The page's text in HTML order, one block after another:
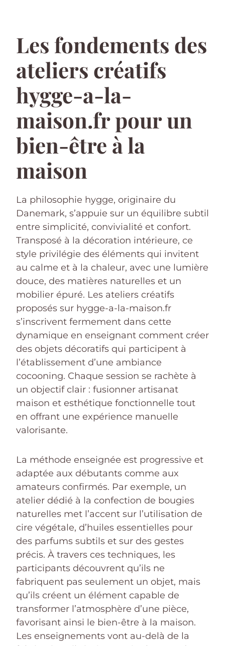
Les fondements des
ateliers créatifs
hygge-a-la-
maison.fr pour un
bien-être à la
maison
La philosophie hygge, originaire du
Danemark, s’appuie sur un équilibre subtil
entre simplicité, convivialité et confort.
Transposé à la décoration intérieure, ce
style privilégie des éléments qui invitent
au calme et à la chaleur, avec une lumière
douce, des matières naturelles et un
mobilier épuré. Les ateliers créatifs
proposés sur hygge-a-la-maison.fr
s’inscrivent fermement dans cette
dynamique en enseignant comment créer
des objets décoratifs qui participent à
l’établissement d’une ambiance
cocooning. Chaque session se rachète à
un objectif clair : fusionner artisanat
maison et esthétique fonctionnelle tout
en offrant une expérience manuelle
valorisante.
La méthode enseignée est progressive et
adaptée aux débutants comme aux
amateurs confirmés. Par exemple, un
atelier dédié à la confection de bougies
naturelles met l’accent sur l’utilisation de
cire végétale, d’huiles essentielles pour
des parfums subtils et sur des gestes
précis. À travers ces techniques, les
participants découvrent qu’ils ne
fabriquent pas seulement un objet, mais
qu’ils créent un élément capable de
transformer l’atmosphère d’une pièce,
favorisant ainsi le bien-être à la maison.
Les enseignements vont au-delà de la